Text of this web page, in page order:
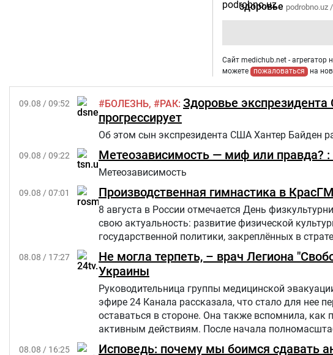
здоровье podrobno.uz /
Сайт medichub.net - агрегатор
можете
пожаловаться на
09.08 / 09:52 БОЛЕЗНЬ РАК Здоровье
прогрессирует
Об этом сын экспрезидента США Хантер Байден
09.08 / 09:22 Метеозависимость — миф или правда?
Метеозависимость
09.08 / 07:01 Производственная гимнастика в
8 августа в России отмечается День
свою актуальность: развитие физической
государственной политики, закреплённых в
08.08 / 17:27
Не могла терпеть, – врач Легиона
Украины
Руководительница группы медицинской
эфире 24 Канала рассказала, что стало для нее
оставаться в стороне. Она также вспомнила,
активным действиям. После начала
свою большую русскоязычную аудиторию, чтобы
08.08 / 16:25 Исповедь: почему мы боимся сдавать